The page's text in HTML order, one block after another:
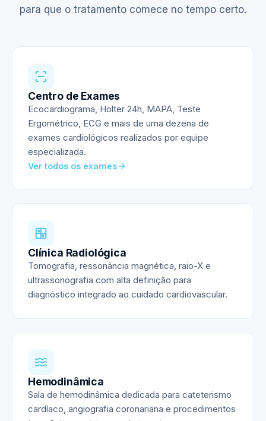
para que o tratamento comece no tempo certo.
Centro de Exames
Ecocardiograma, Holter 24h, MAPA, Teste
Ergométrico, ECG e mais de uma dezena de
exames cardiológicos realizados por equipe
especializada.
Ver todos os exames
Clínica Radiológica
Tomografia, ressonância magnética, raio-X e
ultrassonografia com alta definição para
diagnóstico integrado ao cuidado cardiovascular.
Hemodinâmica
Sala de hemodinâmica dedicada para cateterismo
cardíaco, angiografia coronariana e procedimentos